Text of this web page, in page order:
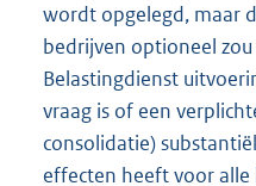
wordt opgelegd, maar
bedrijven optioneel
Belastingdienst
vraag is of een
consolidatie)
effecten heeft voor